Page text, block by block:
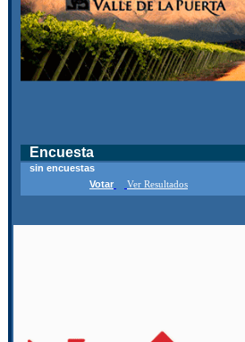
Encuesta
sin encuestas
Votar
Ver Resultados